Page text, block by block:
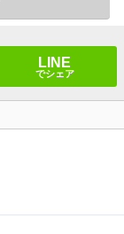
LINE
でシェア